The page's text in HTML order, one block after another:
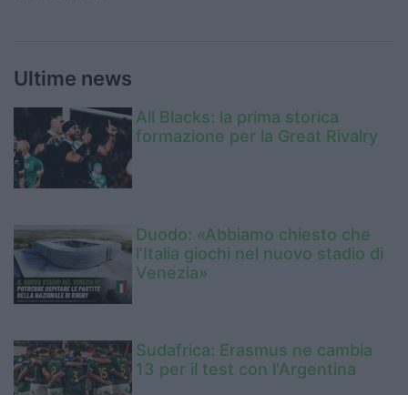
Ultime news
All Blacks: la prima storica
formazione per la Great Rivalry
Duodo: «Abbiamo chiesto che
l’Italia giochi nel nuovo stadio di
Venezia»
Sudafrica: Erasmus ne cambia
13 per il test con l'Argentina